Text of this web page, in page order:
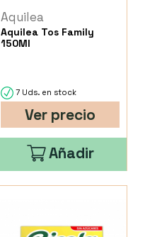
Aquilea
Aquilea Tos Family
150Ml
7 Uds. en stock
Ver precio
Añadir